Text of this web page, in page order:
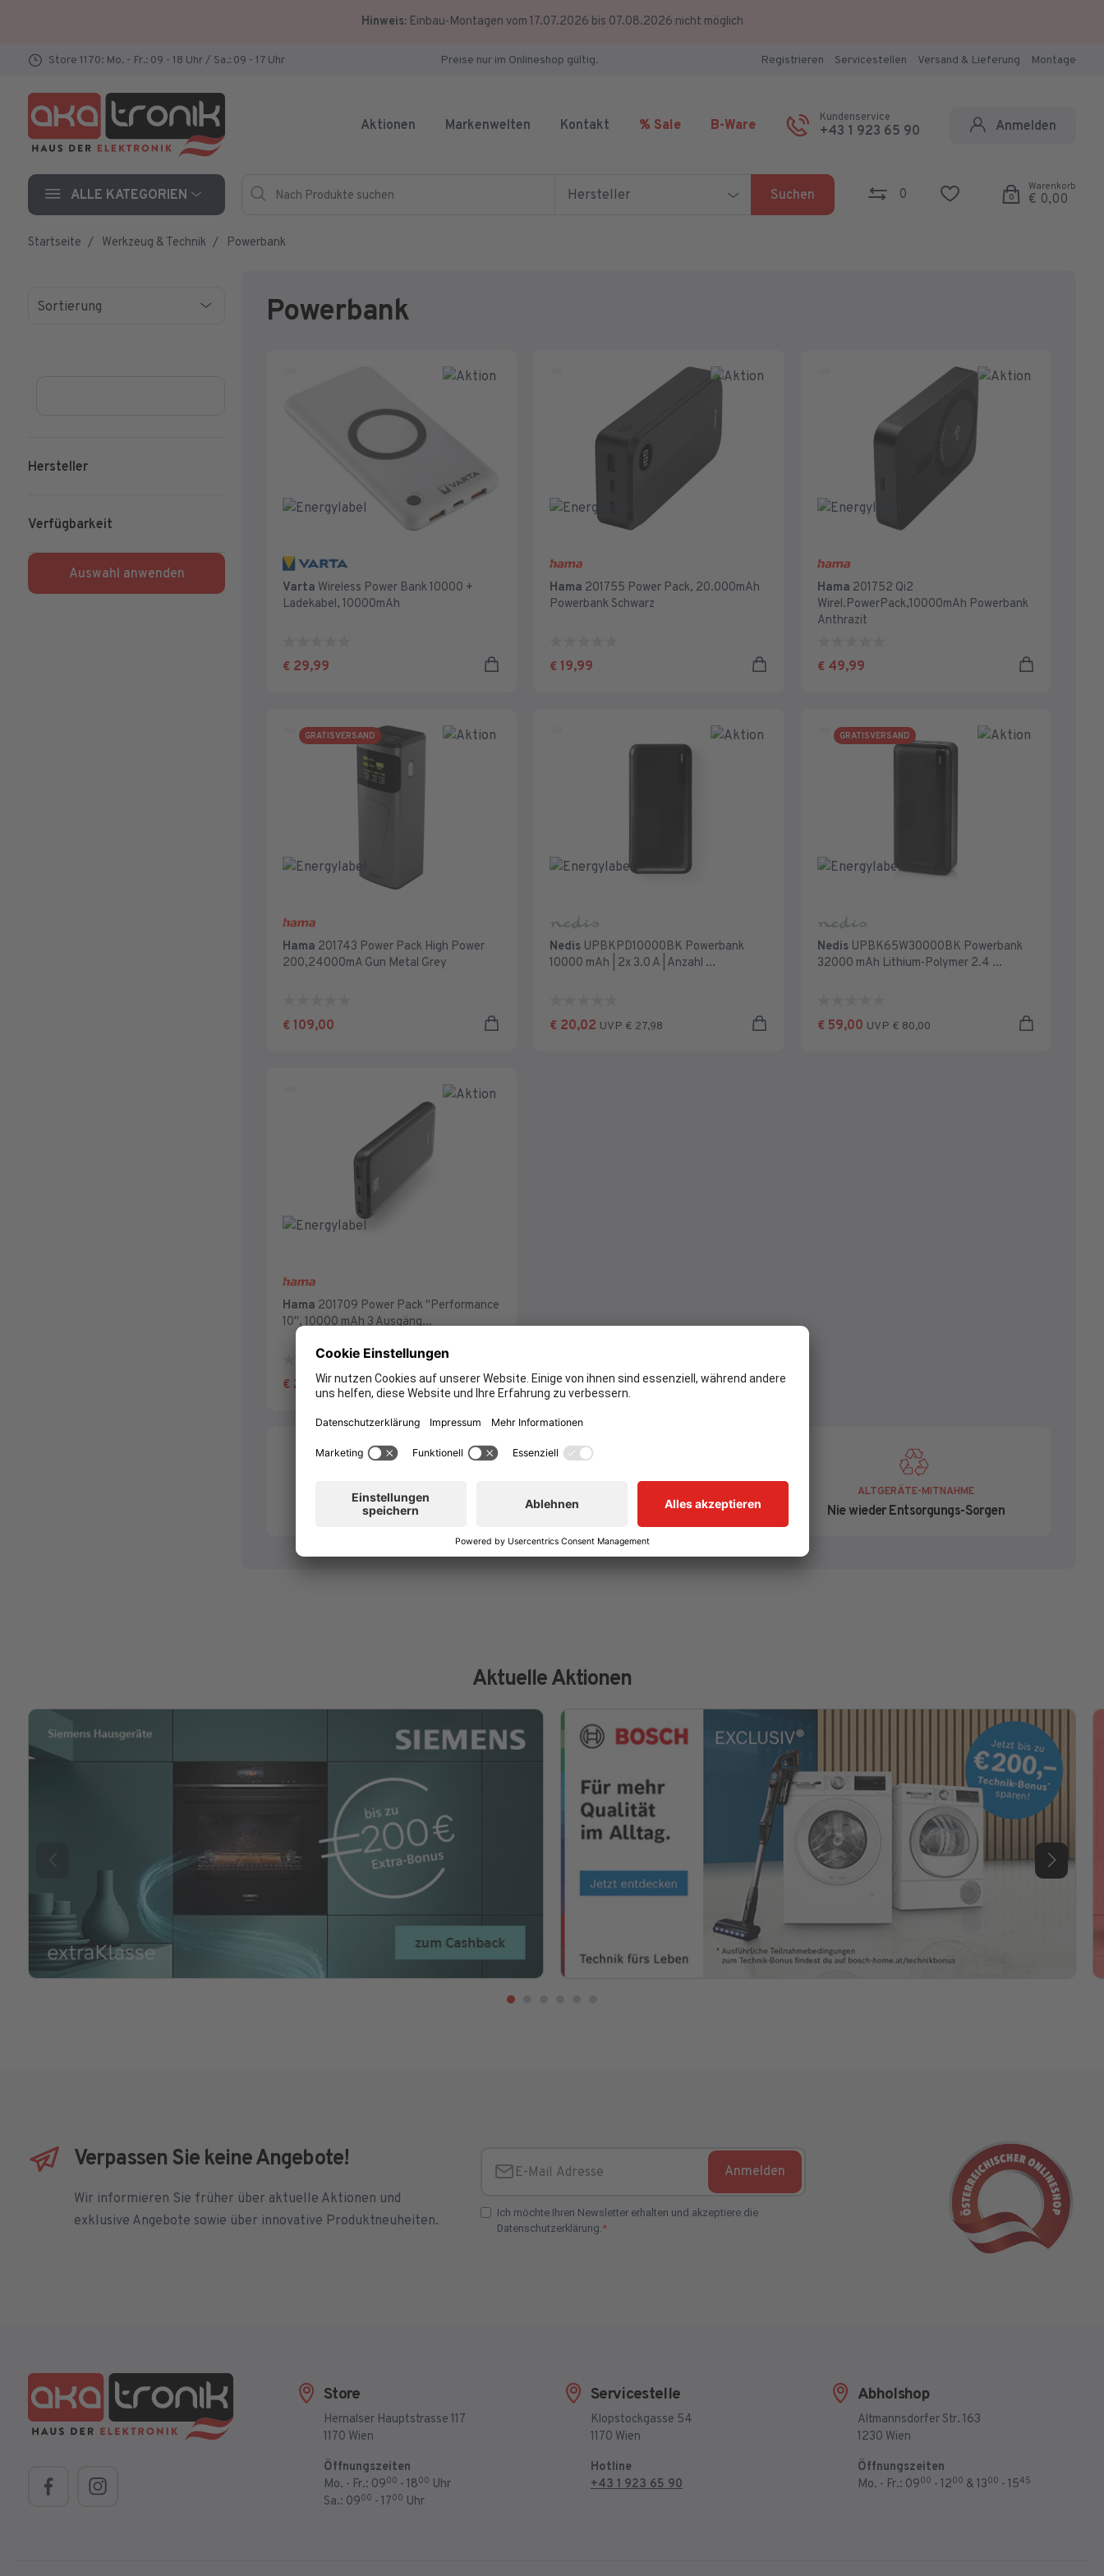
Hinweis:Einbau-Montagen vom 17.07.2026 bis 07.08.2026 nicht möglich
Store 1170: Mo. - Fr.: 09 - 18 Uhr / Sa.: 09 - 17 Uhr Preise nur im Onlineshop gültig. Registrieren Servicestellen Versand & Lieferung Montage
Aktionen Markenwelten Kontakt % Sale B-Ware Kundenservice
+43 1 923 65 90 Anmelden
ALLE KATEGORIEN
Nach Produkte suchen
Hersteller
Hersteller
Suchen 0 0
Warenkorb
€ 0,00
Startseite Werkzeug & Technik Powerbank
Sortierung
Hersteller
Verfügbarkeit
Powerbank
Varta Wireless Power Bank 10000 +
Ladekabel, 10000mAh
von
€ 29,99
Hama 201755 Power Pack, 20.000mAh
Powerbank Schwarz
von
€ 19,99
Hama 201752 Qi2
Wirel.PowerPack,10000mAh Powerbank
Anthrazit
von
€49,99
GRATISVERSAND
Hama 201743 Power Pack High Power
200,24000mA Gun Metal Grey
von
€ 109,00
Nedis UPBKPD10000BK Powerbank
10000 mAh | 2x 3.0 A | Anzahl ...
von
€ 20,02 UVP € 27,98
GRATISVERSAND
NedisUPBK65W30000BK Powerbank
32000 mAh Lithium-Polymer 2.4 ...
von
€59,00 UVP € 80,00
Hama 201709 Power Pack "Performance
10", 10000 mAh 3 Ausgäng...
von
€ 21,00
CLICK AND COLLECT
Abholen und Liefergebühren sparen! Sie bestellen, wir liefern und montieren!
ALTGERÄTE-MITNAHME
Nie wieder Entsorgungs-Sorgen
Aktuelle Aktionen
Verpassen Sie keine Angebote!
Wir informieren Sie früher über aktuelle Aktionen und
exklusive Angebote sowie über innovative Produktneuheiten.
Ich möchte Ihren Newsletter erhalten und akzeptiere die
Datenschutzerklärung.
Anmelden
Store
Hernalser Hauptstrasse 117
1170 Wien
Öffnungszeiten
Mo. - Fr.: 0900 - 1800 Uhr
Sa.: 0900 - 1700 Uhr
Servicestelle
Klopstockgasse 54
1170 Wien
Hotline
+43 1 923 65 90
Abholshop
Altmannsdorfer Str. 163
1230 Wien
Öffnungszeiten
Mo. - Fr.: 0900 - 1200 & 1300 - 1545